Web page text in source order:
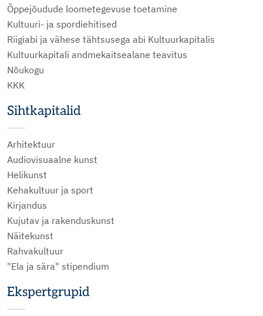
Õppejõudude loometegevuse toetamine
Kultuuri- ja spordiehitised
Riigiabi ja vähese tähtsusega abi Kultuurkapitalis
Kultuurkapitali andmekaitsealane teavitus
Nõukogu
KKK
Sihtkapitalid
Arhitektuur
Audiovisuaalne kunst
Helikunst
Kehakultuur ja sport
Kirjandus
Kujutav ja rakenduskunst
Näitekunst
Rahvakultuur
"Ela ja sära" stipendium
Ekspertgrupid